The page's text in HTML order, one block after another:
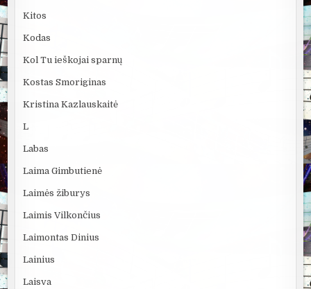
Kitos
Kodas
Kol Tu ieškojai sparnų
Kostas Smoriginas
Kristina Kazlauskaitė
L
Labas
Laima Gimbutienė
Laimės žiburys
Laimis Vilkončius
Laimontas Dinius
Lainius
Laisva